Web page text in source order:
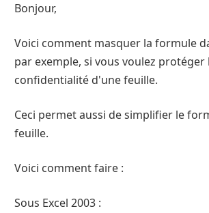
Bonjour,
Voici comment masquer la formule
par exemple, si vous voulez protéger
confidentialité d'une feuille.
Ceci permet aussi de simplifier le
feuille.
Voici comment faire :
Sous Excel 2003 :